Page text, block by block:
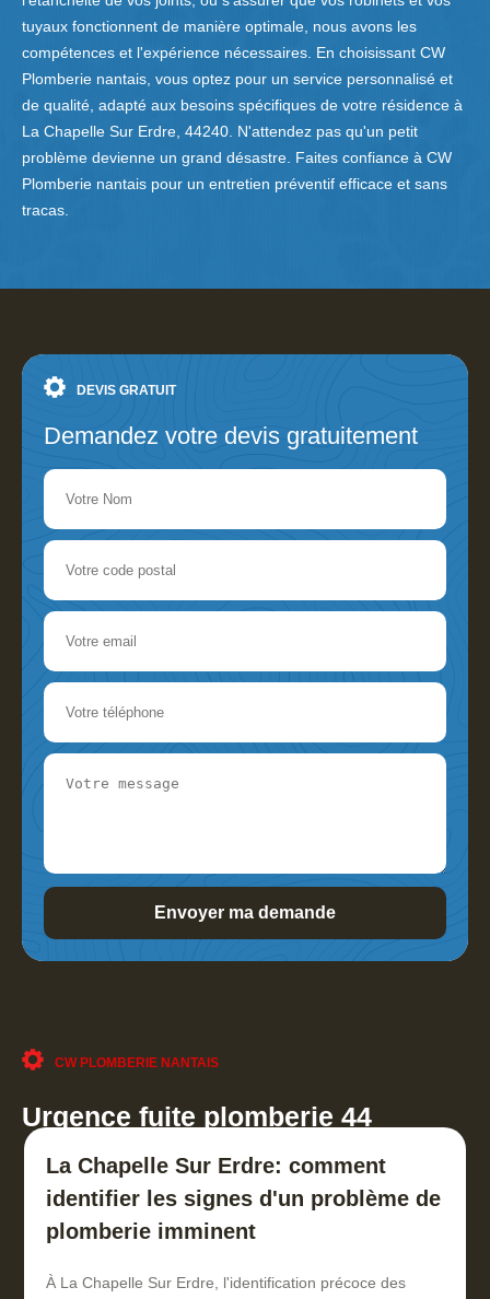
tuyaux fonctionnent de manière optimale, nous avons les
compétences et l'expérience nécessaires. En choisissant CW
Plomberie nantais, vous optez pour un service personnalisé et
de qualité, adapté aux besoins spécifiques de votre résidence à
La Chapelle Sur Erdre, 44240. N'attendez pas qu'un petit
problème devienne un grand désastre. Faites confiance à CW
Plomberie nantais pour un entretien préventif efficace et sans
tracas.
DEVIS GRATUIT
Demandez votre devis gratuitement
CW PLOMBERIE NANTAIS
Urgence fuite plomberie 44
La Chapelle Sur Erdre: comment
identifier les signes d'un problème de
plomberie imminent
À La Chapelle Sur Erdre, l'identification précoce des